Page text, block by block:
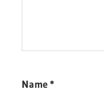
Name*